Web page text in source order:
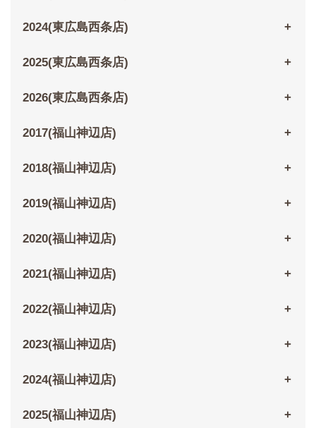
2024(東広島西条店)
2025(東広島西条店)
2026(東広島西条店)
2017(福山神辺店)
2018(福山神辺店)
2019(福山神辺店)
2020(福山神辺店)
2021(福山神辺店)
2022(福山神辺店)
2023(福山神辺店)
2024(福山神辺店)
2025(福山神辺店)